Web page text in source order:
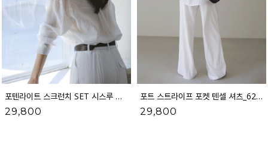
포텐라이트 스크런치 SET 시스루 셔츠_52SH148
29,800
포트 스트라이프 포켓 텐셀 셔츠_62SH2578
29,800